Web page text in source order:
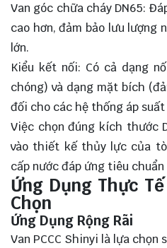
Van góc chữa cháy DN65:
cao hơn, đảm bảo lưu lượng
lớn.
Kiểu kết nối: Có cả dạng
chóng) và dạng mặt bích
đối cho các hệ thống áp suất
Việc chọn đúng kích thước
vào thiết kế thủy lực của
cấp nước đáp ứng tiêu chuẩn
Ứng Dụng Thực
Chọn
Ứng Dụng Rộng Rãi
Van PCCC Shinyi là lựa chọn